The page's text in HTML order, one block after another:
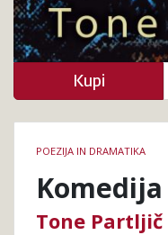
knjige
POEZIJA IN DRAMATIKA
Komedija
Tone Partljič
Kupi